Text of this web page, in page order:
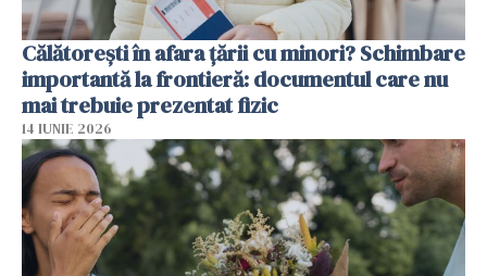
Călătorești în afara țării cu minori? Schimbare
importantă la frontieră: documentul care nu
mai trebuie prezentat fizic
14 IUNIE 2026